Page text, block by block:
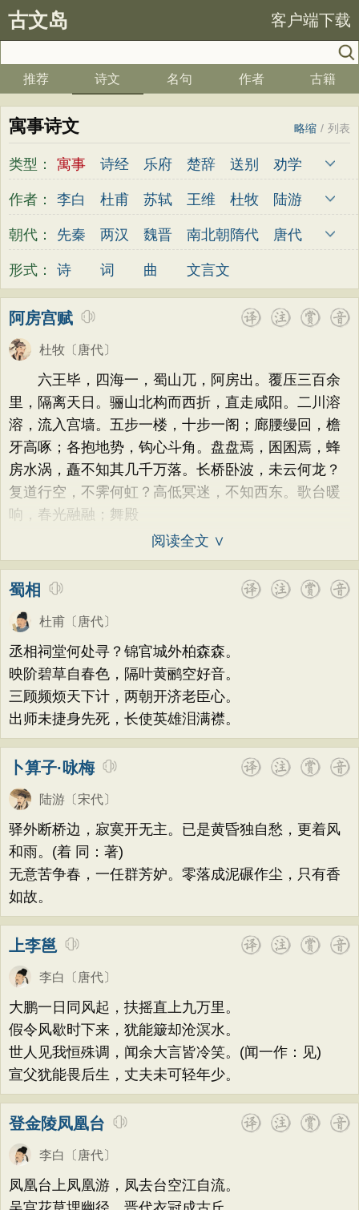
古文岛 客户端下载
推荐 诗文 名句 作者 古籍
寓事诗文 列表
/
略缩
类型： 寓事 诗经 乐府 楚辞 送别
劝学
边塞
儿童 春天 夏天 秋天
冬天
咏史
散文 闺怨 抒情
读书
梅花
叙事
饮酒
落花 桃花 写雨 青春
写山
劝学
论诗 游仙 节日
春节
元宵节
寒食节 清明节
端午节
七夕节
中秋节
重阳节
托物言志
初中古诗
小学文言文
初中文言文
高中文言文
唐诗三百首
宋词三百首
古诗十九首
作者： 李白 杜甫 苏轼 王维 杜牧
陆游
李煜
元稹 韩愈 岑参 齐己
贾岛
皎然
许浑 罗隐 贯休 韦庄
屈原
王勃
岳飞
姚合
卢纶
秦观
方干
李峤 赵嘏 贺铸 郑谷
郑燮
张说
张炎 白居易 辛弃疾
李清照
刘禹锡
李商隐 陶渊明
孟浩然
柳宗元
王安石 欧阳修
韦应物
温庭筠
刘长卿 王昌龄
杨万里
诸葛亮
范仲淹
杜荀鹤 吴文英
皮日休
左丘明 张九龄
权德舆
卓文君
文天祥
纳兰性德
朝代： 先秦 两汉 魏晋 南北朝 隋代
唐代
五代
宋代 金朝 元代
形式： 诗 词 曲 文言文
阿房宫赋
杜牧 〔唐代〕
六王毕，四海一，蜀山兀，阿房出。覆压三百余
里，隔离天日。骊山北构而西折，直走咸阳。二川溶
溶，流入宫墙。五步一楼，十步一阁；廊腰缦回，檐
牙高啄；各抱地势，钩心斗角。盘盘焉，囷囷焉，蜂
房水涡，矗不知其几千万落。长桥卧波，未云何龙？
复道行空，不霁何虹？高低冥迷，不知西东。歌台暖
响，春光融融；舞殿
阅读全文 ∨
蜀相
杜甫 〔唐代〕
丞相祠堂何处寻？锦官城外柏森森。
映阶碧草自春色，隔叶黄鹂空好音。
三顾频烦天下计，两朝开济老臣心。
出师未捷身先死，长使英雄泪满襟。
卜算子·咏梅
陆游 〔宋代〕
驿外断桥边，寂寞开无主。已是黄昏独自愁，更着风
和雨。(着 同：著)
无意苦争春，一任群芳妒。零落成泥碾作尘，只有香
如故。
上李邕
李白 〔唐代〕
大鹏一日同风起，扶摇直上九万里。
假令风歇时下来，犹能簸却沧溟水。
世人见我恒殊调，闻余大言皆冷笑。(闻一作：见)
宣父犹能畏后生，丈夫未可轻年少。
登金陵凤凰台
李白 〔唐代〕
凤凰台上凤凰游，凤去台空江自流。